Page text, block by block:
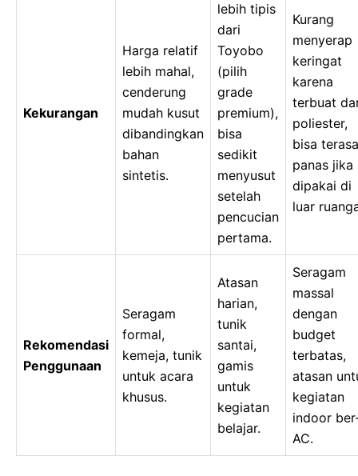
Kekurangan
Harga relatif
lebih mahal,
cenderung
mudah kusut
dibandingkan
bahan
sintetis.
lebih tipis
dari
Toyobo
(pilih
grade
premium),
bisa
sedikit
menyusut
setelah
pencucian
pertama.
Kurang
menyerap
keringat
karena
terbuat
poliester,
bisa terasa
panas jika
dipakai di
luar
Rekomendasi
Penggunaan
Seragam
formal,
kemeja, tunik
untuk acara
khusus.
Atasan
harian,
tunik
santai,
gamis
untuk
kegiatan
belajar.
Seragam
massal
dengan
budget
terbatas,
atasan
kegiatan
indoor
AC.